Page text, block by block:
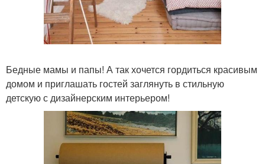
Бедные мамы и папы! А так хочется гордиться красивым
домом и приглашать гостей заглянуть в стильную
детскую с дизайнерским интерьером!